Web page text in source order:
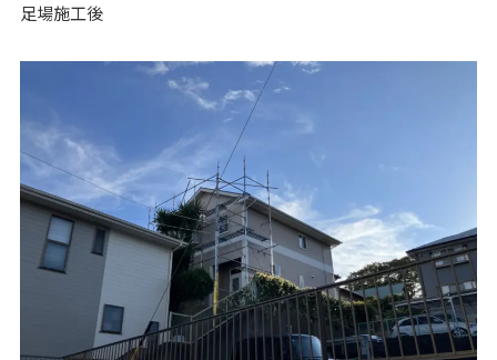
足場施工後